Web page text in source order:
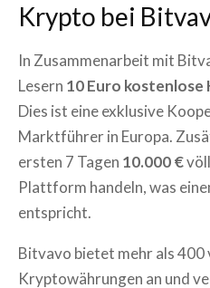
Krypto bei
In Zusammenarbeit mit
Lesern 10 Euro
Dies ist eine exklusive
Marktführer in Europa.
ersten 7 Tagen 10.000 €
Plattform handeln, was
entspricht.
Bitvavo bietet mehr als 400
Kryptowährungen an und